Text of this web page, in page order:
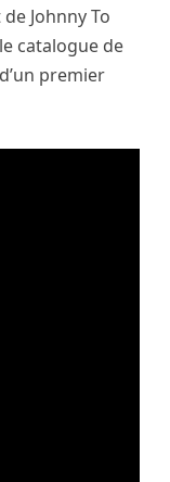
Johnny To
catalogue de
premier